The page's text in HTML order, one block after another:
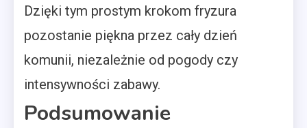
Dzięki tym prostym krokom fryzura
pozostanie piękna przez cały dzień
komunii, niezależnie od pogody czy
intensywności zabawy.
Podsumowanie